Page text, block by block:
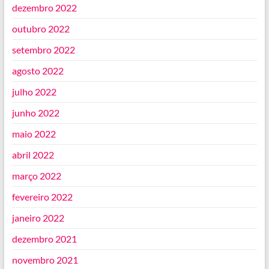
dezembro 2022
outubro 2022
setembro 2022
agosto 2022
julho 2022
junho 2022
maio 2022
abril 2022
março 2022
fevereiro 2022
janeiro 2022
dezembro 2021
novembro 2021